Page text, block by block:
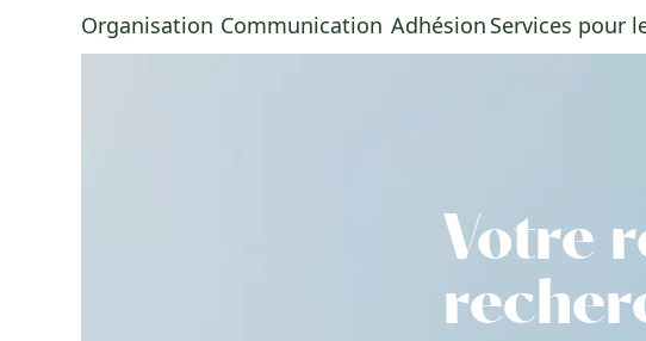
à
la
Organisation Communication Adhésion Services pour
Votre